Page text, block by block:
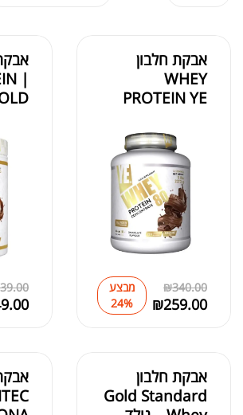
אבקת חלבון
WHEY
PROTEIN YE
₪340.00
₪259.00
מבצע
24%
אבקת חלבון
Gold Standard